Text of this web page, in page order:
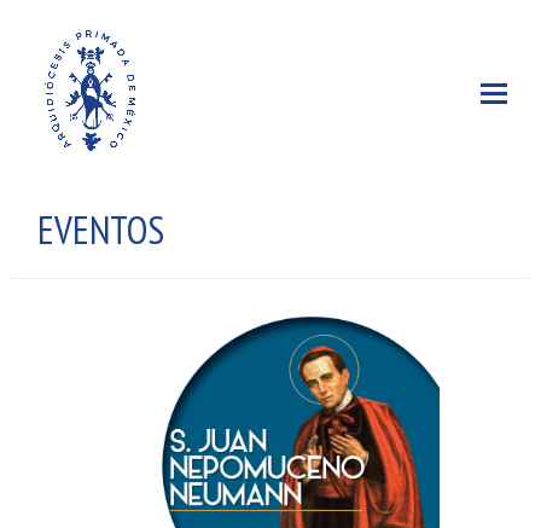
EVENTOS